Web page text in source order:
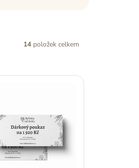
14 položek celkem